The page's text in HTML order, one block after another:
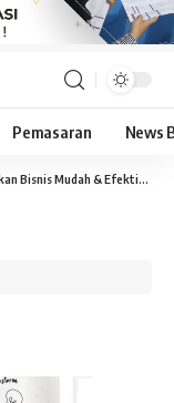
Pemasaran News
Bisnis Mudah & Efektif >